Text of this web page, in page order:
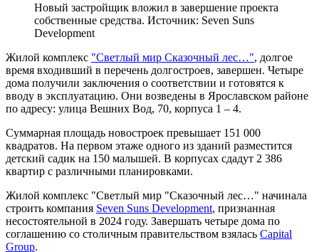
Новый застройщик вложил в завершение проекта
собственные средства. Источник: Seven Suns
Development
Жилой комплекс "Светлый мир Сказочный лес…", долгое
время входивший в перечень долгостроев, завершен. Четыре
дома получили заключения о соответствии и готовятся к
вводу в эксплуатацию. Они возведены в Ярославском районе
по адресу: улица Вешних Вод, 70, корпуса 1 – 4.
Суммарная площадь новостроек превышает 151 000
квадратов. На первом этаже одного из зданий разместится
детский садик на 150 малышей. В корпусах сдадут 2 386
квартир с различными планировками.
Жилой комплекс "Светлый мир "Сказочный лес…" начинала
строить компания Seven Suns Development, признанная
несостоятельной в 2024 году. Завершать четыре дома по
соглашению со столичным правительством взялась Capital
Group.